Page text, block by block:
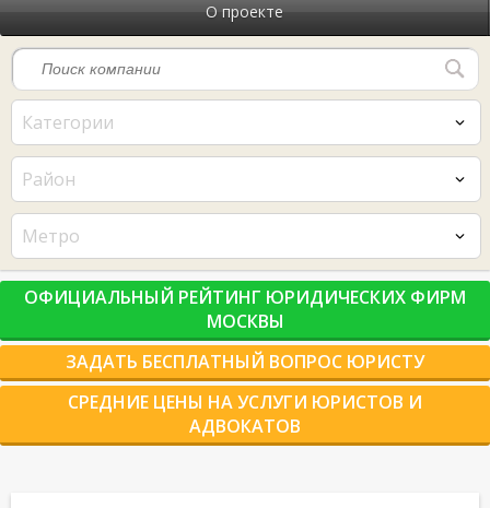
О проекте
Категории
Район
Метро
ОФИЦИАЛЬНЫЙ РЕЙТИНГ ЮРИДИЧЕСКИХ ФИРМ
МОСКВЫ
ЗАДАТЬ БЕСПЛАТНЫЙ ВОПРОС ЮРИСТУ
СРЕДНИЕ ЦЕНЫ НА УСЛУГИ ЮРИСТОВ И
АДВОКАТОВ